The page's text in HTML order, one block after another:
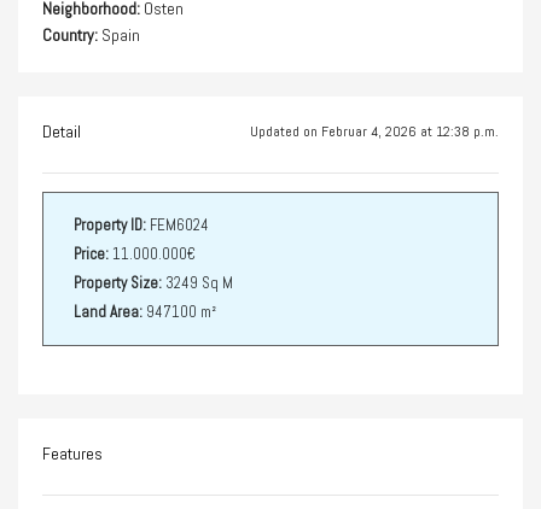
Neighborhood: Osten
Country: Spain
Detail Updated on Februar 4, 2026 at 12:38 p.m.
Property ID: FEM6024
Price: 11.000.000€
Property Size: 3249 Sq M
Land Area: 947100 m²
Features